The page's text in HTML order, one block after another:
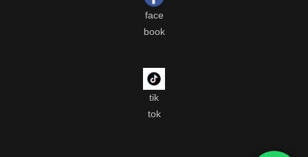
face
book
tik
tok